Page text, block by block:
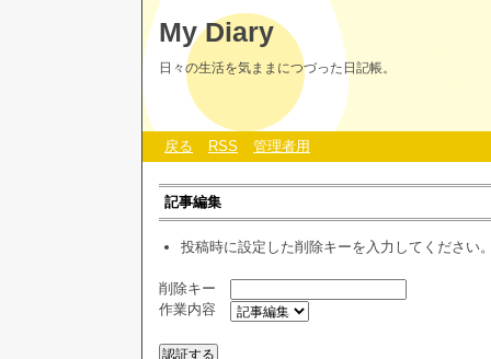
My Diary
日々の生活を気ままにつづった日記帳。
戻る RSS 管理者用
記事編集
投稿時に設定した削除キーを入力してください
削除キー
作業内容